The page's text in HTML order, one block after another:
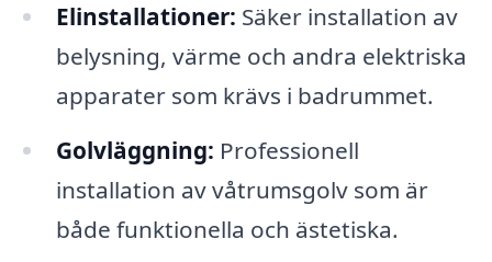
Elinstallationer: Säker installation av
belysning, värme och andra elektriska
apparater som krävs i badrummet.
Golvläggning: Professionell
installation av våtrumsgolv som är
både funktionella och ästetiska.